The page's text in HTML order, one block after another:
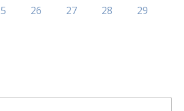
26 27 28
29